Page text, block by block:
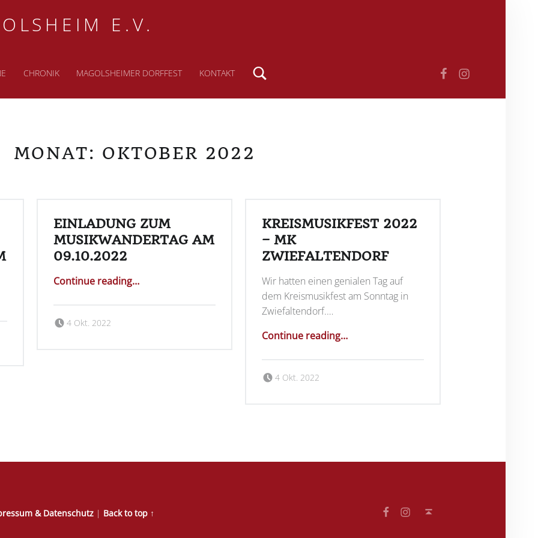
E.V.
CHRONIK MAGOLSHEIMER DORFFEST KONTAKT
MONAT: OKTOBER 2022
EINLADUNG ZUM
MUSIKWANDERTAG AM
09.10.2022
Continue reading“Einladung zum Musikwandertag am 09.10.2022”
…
4 Okt. 2022
KREISMUSIKFEST 2022
– MK
ZWIEFALTENDORF
Wir hatten einen genialen Tag auf
dem Kreismusikfest am Sonntag in
Zwiefaltendorf.…
Continue reading“Kreismusikfest 2022 – MK Zwiefaltendorf”
…
4 Okt. 2022
& Datenschutz | Back to top ↑ Facebook
Instagram